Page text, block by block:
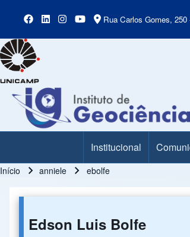
Rua Carlos Gomes,
Main MenuInstitucional
Trilha de navegação
Início anniele ebolfe
Edson Luis Bolfe